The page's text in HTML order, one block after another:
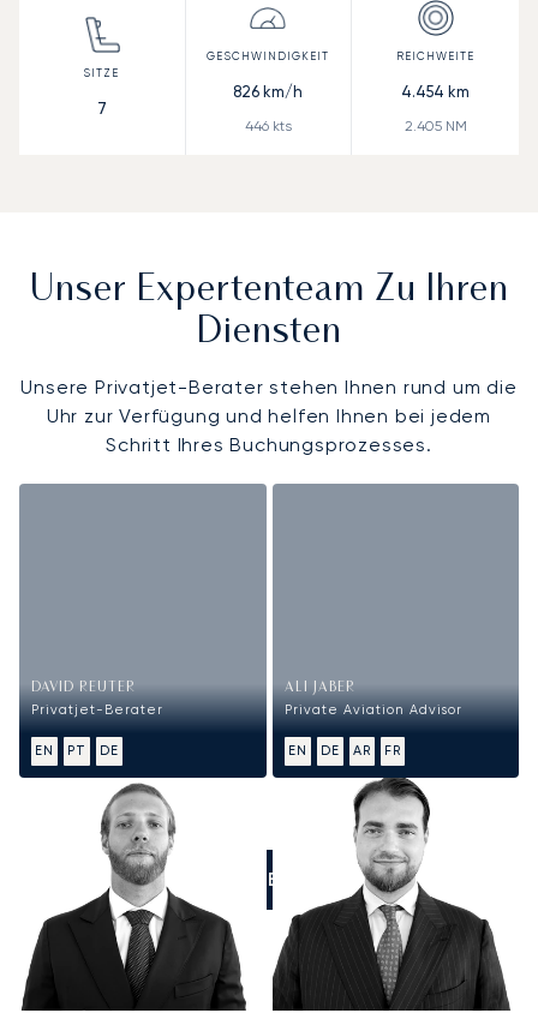
7
826 km/h
446kts
4.454 km
2.405NM
Unser Expertenteam Zu Ihren
Diensten
Unsere Privatjet-Berater stehen Ihnen rund um die
Uhr zur Verfügung und helfen Ihnen bei jedem
Schritt Ihres Buchungsprozesses.
DAVID REUTER
Privatjet-Berater
EN PT DE
ALI JABER
Private Aviation Advisor
EN DE AR FR
RUFEN SIE UNS AN